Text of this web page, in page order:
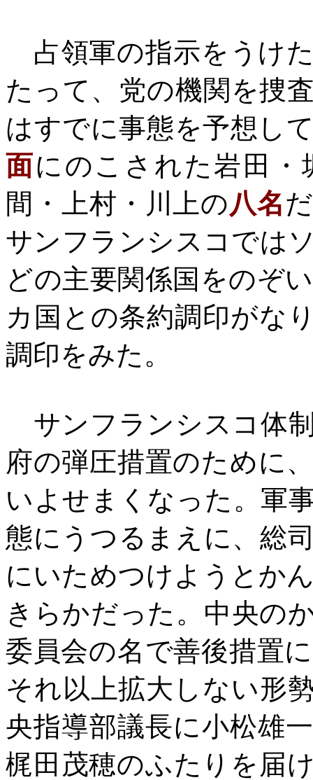
占領軍の指示をうけ
たって、党の機関を捜
はすでに事態を予想し
面にのこされた岩田・
間・上村・川上の八名
サンフランシスコでは
どの主要関係国をのぞ
カ国との条約調印がな
調印をみた。
サンフランシスコ体
府の弾圧措置のために
いよせまくなった。軍
態にうつるまえに、総
にいためつけようとか
きらかだった。中央の
委員会の名で善後措置
それ以上拡大しない形
央指導部議長に小松雄
梶田茂穂のふたりを届